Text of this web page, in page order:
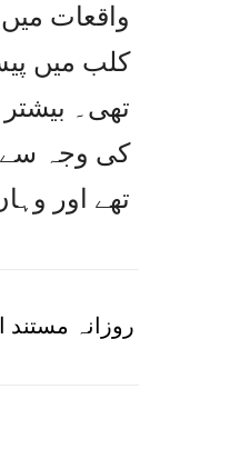
تھی۔
کی وجہ سے
تھے اور
روزانہ